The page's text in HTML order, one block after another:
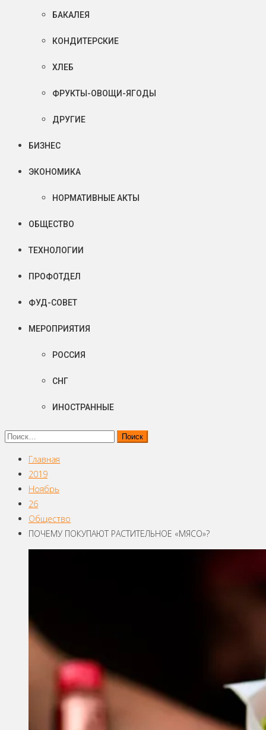
БАКАЛЕЯ
КОНДИТЕРСКИЕ
ХЛЕБ
ФРУКТЫ-ОВОЩИ-ЯГОДЫ
ДРУГИЕ
БИЗНЕС
ЭКОНОМИКА
НОРМАТИВНЫЕ АКТЫ
ОБЩЕСТВО
ТЕХНОЛОГИИ
ПРОФОТДЕЛ
ФУД-СОВЕТ
МЕРОПРИЯТИЯ
РОССИЯ
СНГ
ИНОСТРАННЫЕ
Найти:
Главная
2019
Ноябрь
26
Общество
ПОЧЕМУ ПОКУПАЮТ РАСТИТЕЛЬНОЕ «МЯСО»?